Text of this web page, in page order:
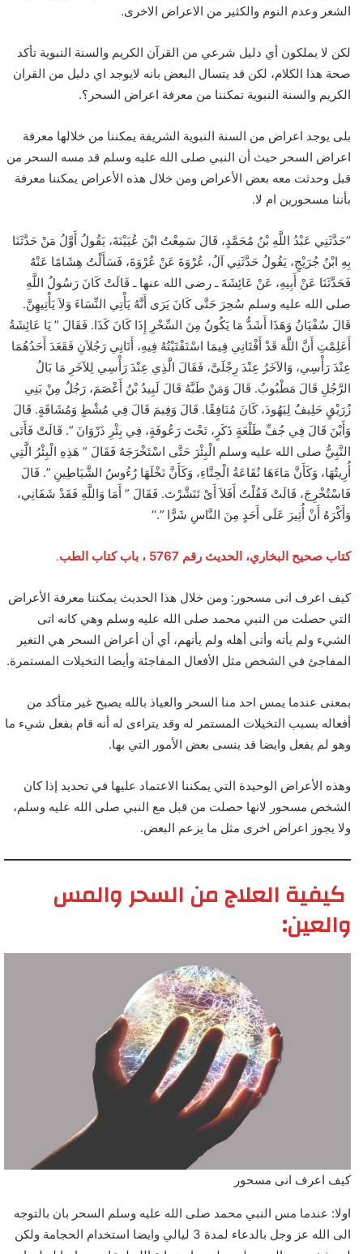
الشعر وعدم النوم والكثير من الاعراض الاخرى.
لكن لا يملكون أي دليل شرعي من القرآن الكريم والسنة النبوية تأكد
صحة هذا الكلام، لكن قد يتسال البعض بانه لايوجد اي دليل من القران
الكريم والسنة النبوية تمكننا من معرفة اعراض السحر؟.
بلى يوجد اعراض من السنة النبوية الشريفة يمكننا من خلالها معرفة
اعراض السحر حيث أن النبي صلى الله عليه وسلم قد مسه السحر من
قبل وحدثت معه بعض الأعراض ومن خلال هذه الأعراض يمكننا معرفة
بأننا مسحورين ام لا.
’’حَدَّثَنِي عَبْدُ اللَّهِ بْنُ مُحَمَّدٍ، قَالَ سَمِعْتُ ابْنَ عُيَيْنَةَ، يَقُولُ أَوَّلُ مَنْ حَدَّثَنَا
بِهِ ابْنُ جُرَيْجٍ، يَقُولُ حَدَّثَنِي آلُ، عُرْوَةَ عَنْ عُرْوَةَ، فَسَأَلْتُ هِشَامًا عَنْهُ
فَحَدَّثَنَا عَنْ أَبِيهِ، عَنْ عَائِشَةَ ـ رضى الله عنها ـ قَالَتْ كَانَ رَسُولُ اللَّهِ
صلى الله عليه وسلم سُحِرَ حَتَّى كَانَ يَرَى أَنَّهُ يَأْتِي النِّسَاءَ وَلاَ يَأْتِيهِنَّ‏.‏
قَالَ سُفْيَانُ وَهَذَا أَشَدُّ مَا يَكُونُ مِنَ السِّحْرِ إِذَا كَانَ كَذَا‏.‏ فَقَالَ ‏”‏ يَا عَائِشَةُ
أَعَلِمْتِ أَنَّ اللَّهَ قَدْ أَفْتَانِي فِيمَا اسْتَفْتَيْتُهُ فِيهِ، أَتَانِي رَجُلاَنِ فَقَعَدَ أَحَدُهُمَا
عِنْدَ رَأْسِي، وَالآخَرُ عِنْدَ رِجْلَىَّ، فَقَالَ الَّذِي عِنْدَ رَأْسِي لِلآخَرِ مَا بَالُ
الرَّجُلِ قَالَ مَطْبُوبٌ‏.‏ قَالَ وَمَنْ طَبَّهُ قَالَ لَبِيدُ بْنُ أَعْصَمَ، رَجُلٌ مِنْ بَنِي
زُرَيْقٍ حَلِيفٌ لِيَهُودَ، كَانَ مُنَافِقًا‏.‏ قَالَ وَفِيمَ قَالَ فِي مُشْطٍ وَمُشَاقَةٍ‏.‏ قَالَ
وَأَيْنَ قَالَ فِي جُفِّ طَلْعَةٍ ذَكَرٍ، تَحْتَ رَعُوفَةٍ، فِي بِئْرِ ذَرْوَانَ ‏”‏‏.‏ قَالَتْ فَأَتَى
النَّبِيُّ صلى الله عليه وسلم الْبِئْرَ حَتَّى اسْتَخْرَجَهُ فَقَالَ ‏”‏ هَذِهِ الْبِئْرُ الَّتِي
أُرِيتُهَا، وَكَأَنَّ مَاءَهَا نُقَاعَةُ الْحِنَّاءِ، وَكَأَنَّ نَخْلَهَا رُءُوسُ الشَّيَاطِينِ ‏”‏‏.‏ قَالَ
فَاسْتُخْرِجَ، قَالَتْ فَقُلْتُ أَفَلاَ أَىْ تَنَشَّرْتَ‏.‏ فَقَالَ ‏”‏ أَمَا وَاللَّهِ فَقَدْ شَفَانِي،
وَأَكْرَهُ أَنْ أُثِيرَ عَلَى أَحَدٍ مِنَ النَّاسِ شَرًّا ‏”‏‏.‘‘
كتاب صحيح البخاري، الحديث رقم 5767 ، باب كتاب الطب .
كيف اعرف انى مسحور: ومن خلال هذا الحديث يمكننا معرفة الأعراض
التي حصلت من النبي محمد صلى الله عليه وسلم وهي كانه اتى
الشيء ولم يأته وأتى أهله ولم يأتهم، أي أن أعراض السحر هي التغير
المفاجئ في الشخص مثل الأفعال المفاجئة وأيضا التخيلات المستمرة.
بمعنى عندما يمس احد منا السحر والعياذ بالله يصبح غير متأكد من
أفعاله بسبب التخيلات المستمر له وقد يتراءى له أنه قام بفعل شيء ما
وهو لم يفعل وايضا قد ينسى بعض الأمور التي بها.
وهذه الأعراض الوحيدة التي يمكننا الاعتماد عليها في تحديد إذا كان
الشخص مسحور لانها حصلت من قبل مع النبي صلى الله عليه وسلم،
ولا يجوز اعراض اخرى مثل ما يزعم البعض.
كيفية العلاج من السحر والمس
والعين:
كيف اعرف انى مسحور
اولا: عندما مس النبي محمد صلى الله عليه وسلم السحر بان بالتوجه
الى الله عز وجل بالدعاء لمدة 3 ليالي وايضا استخدام الحجامة ولكن